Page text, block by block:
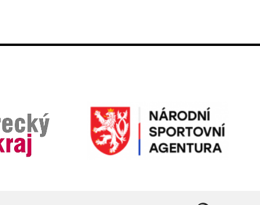
premiéra
Poháru
ČR